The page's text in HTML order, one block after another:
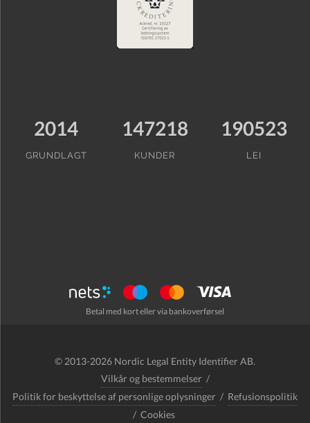
2014
GRUNDLAGT
147218
KUNDER
190523
LEI
Betal med kort eller via bankoverførsel
© 2013-2026 Nordic Legal Entity Identifier AB.
Vilkår og bestemmelser /
Politik for beskyttelse af personlige oplysninger / Refusionspolitik
/ Cookies